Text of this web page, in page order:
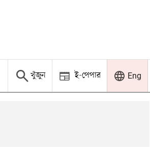
খুঁজুন ই-পেপার Eng